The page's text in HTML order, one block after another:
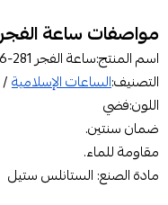
مواصفات ساعة الفجر
اسم المنتج:ساعة الفجر 281-06
التصنيف:الساعات الإسلامية/
اللون:فضي
ضمان سنتين.
مقاومة للماء.
مادة الصنع: الستانلس ستيل